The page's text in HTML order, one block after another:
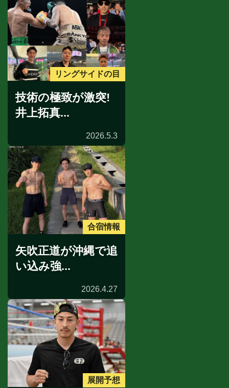
リングサイドの目
技術の極致が激突!
井上拓真...
2026.5.3
合宿情報
矢吹正道が沖縄で追
い込み強...
2026.4.27
展開予想